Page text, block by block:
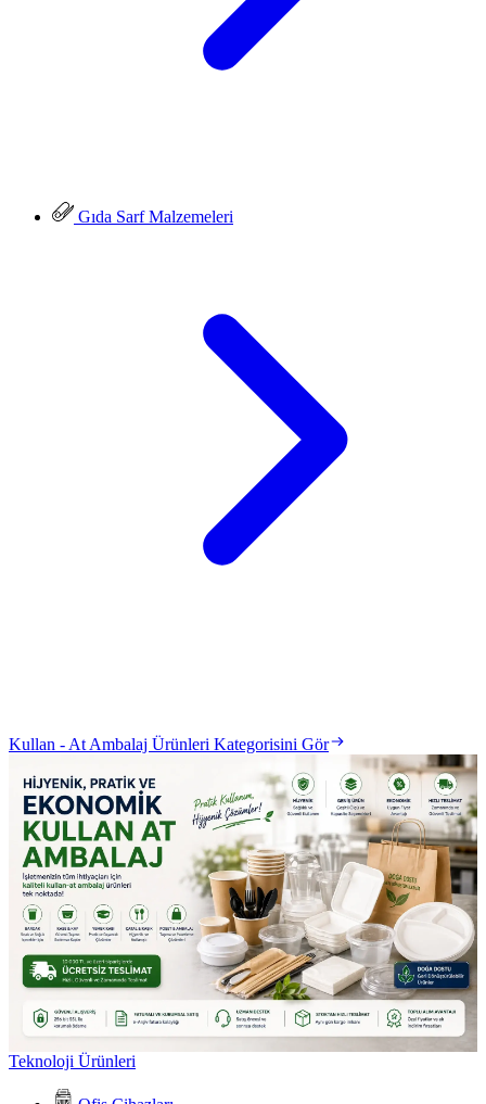
Gıda Sarf Malzemeleri
Kullan - At Ambalaj Ürünleri Kategorisini Gör
Teknoloji Ürünleri